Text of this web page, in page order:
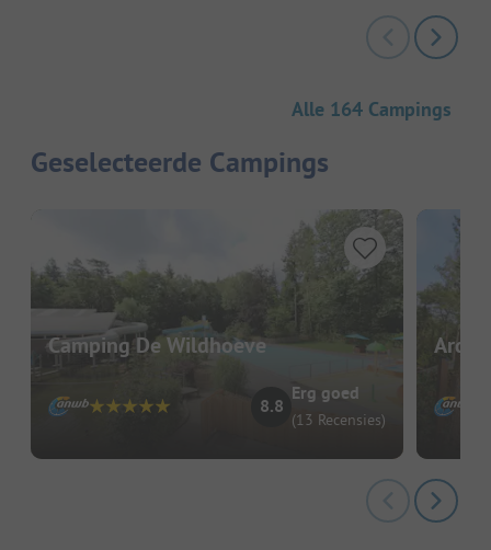
Alle 164 Campings
Geselecteerde Campings
Camping De Wildhoeve
8.8
Erg goed
(13 Recensies)